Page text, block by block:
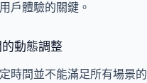
戶體驗的關鍵。
動態調整
時間並不能滿足所有場景